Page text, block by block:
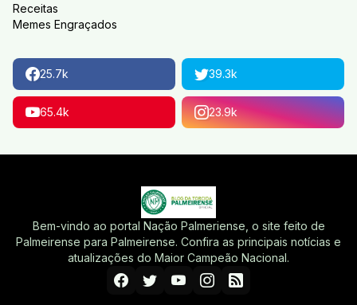
Receitas
Memes Engraçados
25.7k 39.3k
65.4k 23.9k
Bem-vindo ao portal Nação Palmeriense, o site feito de
Palmeirense para Palmeirense. Confira as principais notícias e
atualizações do Maior Campeão Nacional.